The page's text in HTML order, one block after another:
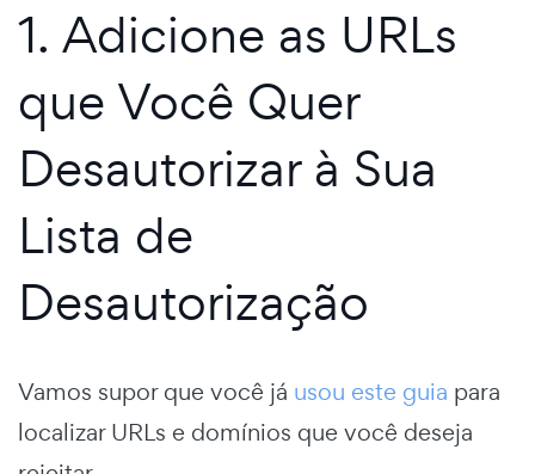
1. Adicione as URLs
que Você Quer
Desautorizar à Sua
Lista de
Desautorização
Vamos supor que você já usou este guia para
localizar URLs e domínios que você deseja